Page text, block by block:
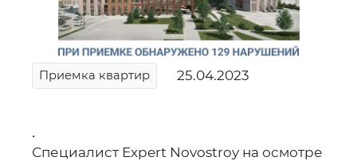
Приемка квартир 25.04.2023
.
Специалист Expert Novostroy на осмотре